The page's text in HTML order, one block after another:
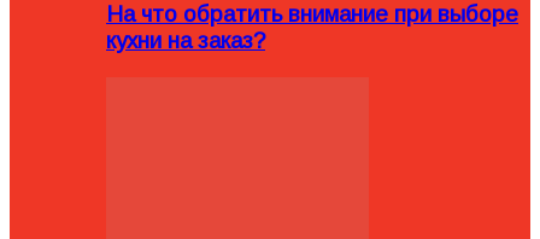
На что обратить внимание при выборе
кухни на заказ?